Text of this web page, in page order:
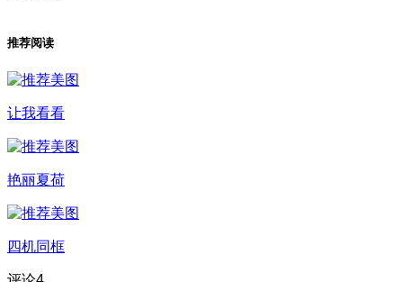
推荐阅读
让我看看
艳丽夏荷
四机同框